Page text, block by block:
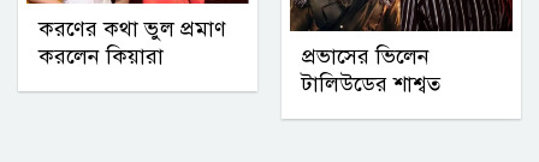
করণের কথা ভুল প্রমাণ
করলেন কিয়ারা
প্রভাসের ভিলেন
টালিউডের শাশ্বত